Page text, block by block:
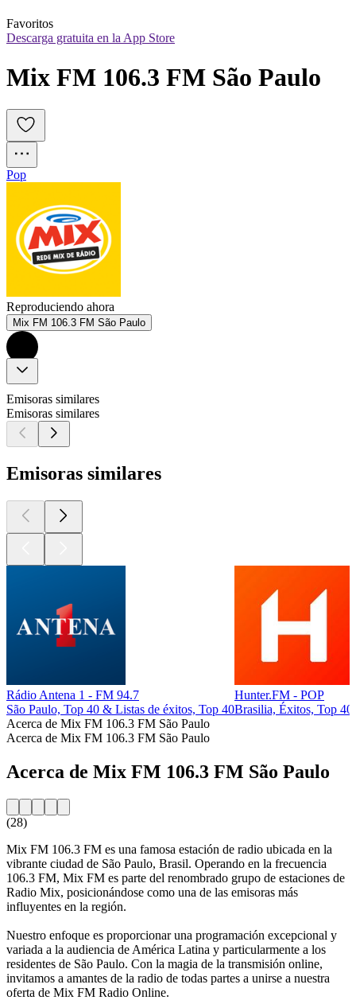
Favoritos
Descarga gratuita en la App Store
Mix FM 106.3 FM São Paulo
Pop
Reproduciendo ahora
Mix FM 106.3 FM São Paulo
Emisoras similares
Emisoras similares
Emisoras similares
Rádio Antena 1 - FM 94.7
São Paulo, Top 40 & Listas de éxitos, Top 40
Hunter.FM - POP
Brasilia, Éxitos, Top
Acerca de Mix FM 106.3 FM São Paulo
Acerca de Mix FM 106.3 FM São Paulo
Acerca de Mix FM 106.3 FM São Paulo
(28)
Mix FM 106.3 FM es una famosa estación de radio ubicada en la
vibrante ciudad de São Paulo, Brasil. Operando en la frecuencia
106.3 FM, Mix FM es parte del renombrado grupo de estaciones de
Radio Mix, posicionándose como una de las emisoras más
influyentes en la región.
Nuestro enfoque es proporcionar una programación excepcional y
variada a la audiencia de América Latina y particularmente a los
residentes de São Paulo. Con la magia de la transmisión online,
invitamos a amantes de la radio de todas partes a unirse a nuestra
oferta de Mix FM Radio Online.